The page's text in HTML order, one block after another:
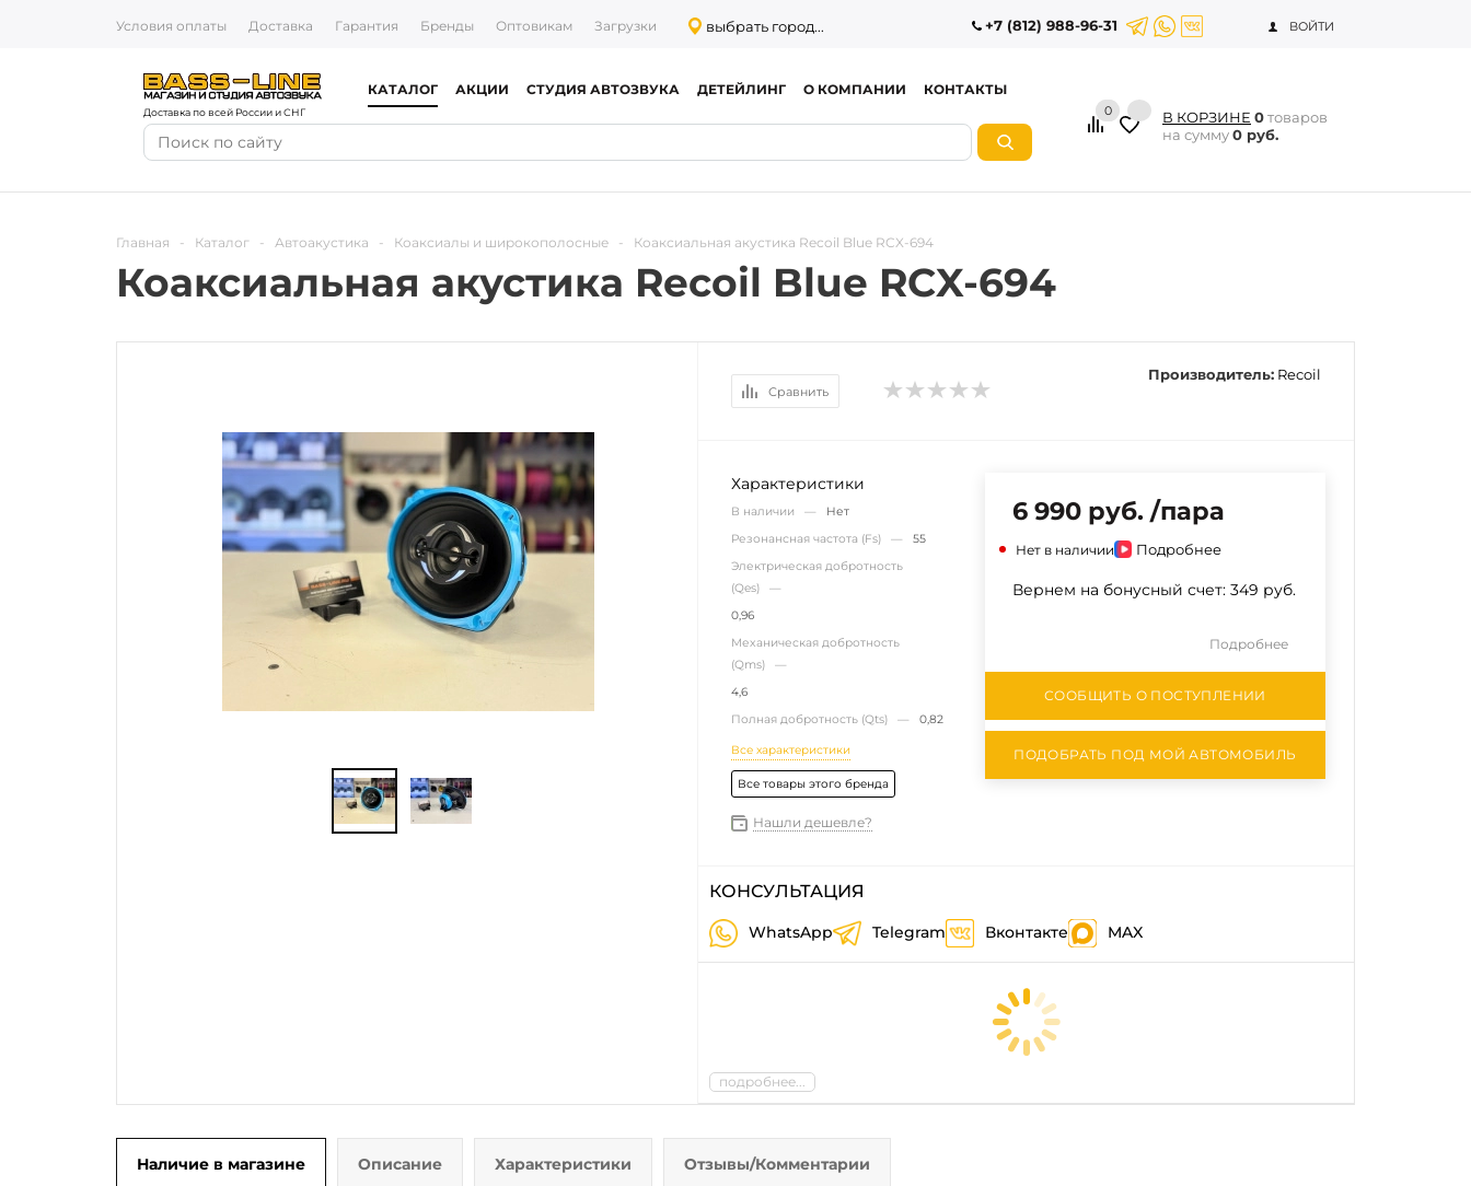
Условия оплаты Доставка Гарантия Бренды Оптовикам Загрузки выбрать город... +7 (812) 988-96-31 ВОЙТИ
Доставка по всей России и СНГ
КАТАЛОГ АКЦИИ СТУДИЯ АВТОЗВУКА ДЕТЕЙЛИНГ О КОМПАНИИ КОНТАКТЫ
0 В КОРЗИНЕ 0товаров
на сумму0 руб.
Главная - Каталог - Автоакустика - Коаксиалы и широкополосные - Коаксиальная акустика Recoil Blue RCX-694
Коаксиальная акустика Recoil Blue RCX-694
Производитель: Recoil
Сравнить
Характеристики
В наличии — Нет
Резонансная частота (Fs) —55
Электрическая добротность
(Qes) —
0,96
Механическая добротность
(Qms) —
4,6
Полная добротность (Qts) —0,82
Все характеристики
Все товары этого бренда
Нашли дешевле?
6 990 руб. /пара
Нет в наличии Подробнее
Вернем на бонусный счет: 349 руб.
Подробнее
СООБЩИТЬ О ПОСТУПЛЕНИИ
ПОДОБРАТЬ ПОД МОЙ АВТОМОБИЛЬ
КОНСУЛЬТАЦИЯ
WhatsApp Telegram Вконтакте MAX
подробнее...
Наличие в магазине Описание Характеристики Отзывы/Комментарии